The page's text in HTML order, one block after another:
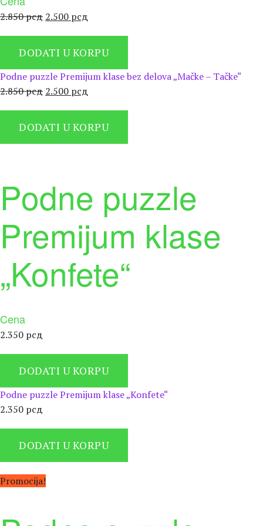
2.850рсд Оригинална
била:
2.850 рсд.
2.500 рсд
2.500 рсд.
DODATI U KORPU
Podne puzzle Premijum klase bez delova „Mačke – Tačke“
2.850рсд Оригинална
била:
2.500 рсд
2.500 рсд.
DODATI U KORPU
Podne puzzle
Premijum klase
„Konfete“
Cena
2.350 рсд
DODATI U KORPU
Podne puzzle Premijum klase „Konfete“
2.350 рсд
DODATI U KORPU
Promocija!